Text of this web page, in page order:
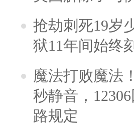
抢劫刺死19岁
狱11年间始终
魔法打败魔法
秒静音，
路规定